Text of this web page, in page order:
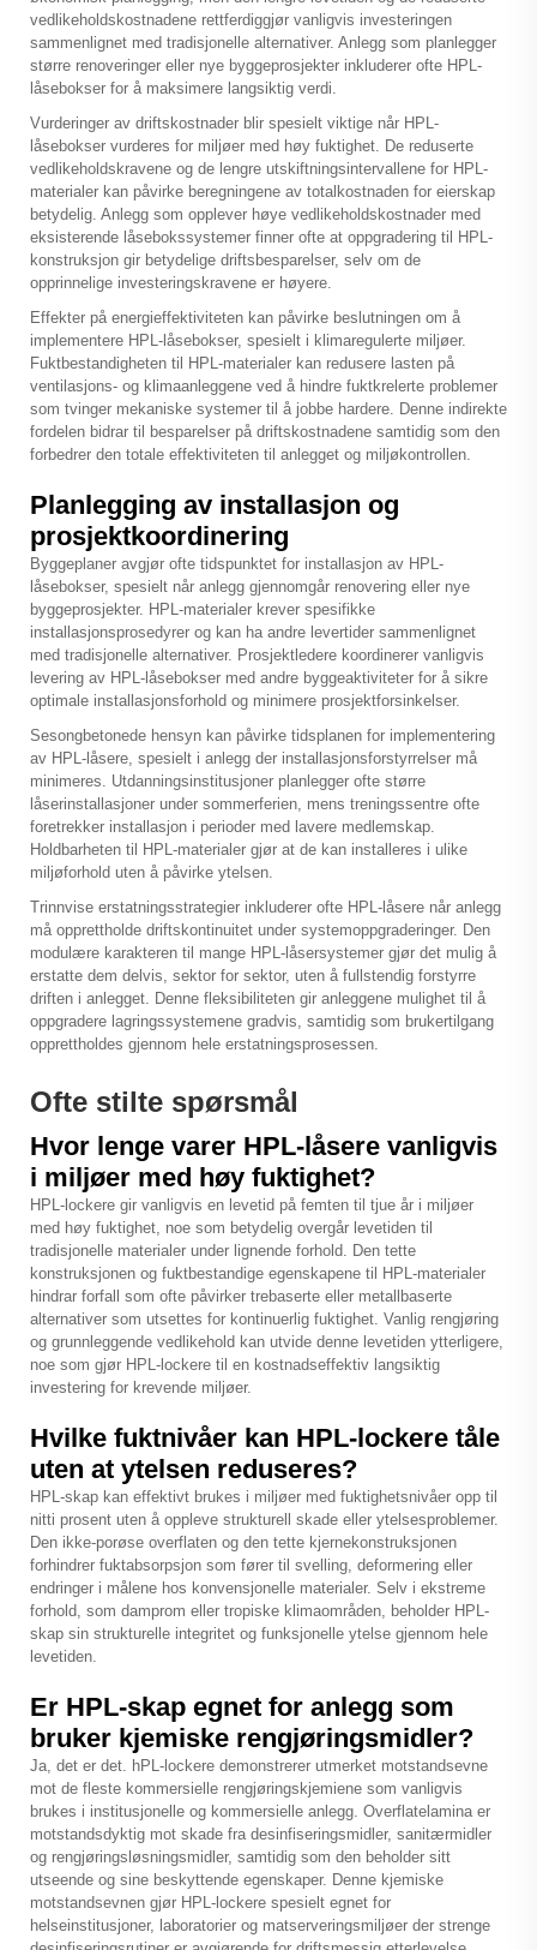
vedlikeholdskostnadene rettferdiggjør vanligvis investeringen
sammenlignet med tradisjonelle alternativer. Anlegg som planlegger
større renoveringer eller nye byggeprosjekter inkluderer ofte HPL-
låsebokser for å maksimere langsiktig verdi.
Vurderinger av driftskostnader blir spesielt viktige når HPL-
låsebokser vurderes for miljøer med høy fuktighet. De reduserte
vedlikeholdskravene og de lengre utskiftningsintervallene for HPL-
materialer kan påvirke beregningene av totalkostnaden for eierskap
betydelig. Anlegg som opplever høye vedlikeholdskostnader med
eksisterende låsebokssystemer finner ofte at oppgradering til HPL-
konstruksjon gir betydelige driftsbesparelser, selv om de
opprinnelige investeringskravene er høyere.
Effekter på energieffektiviteten kan påvirke beslutningen om å
implementere HPL-låsebokser, spesielt i klimaregulerte miljøer.
Fuktbestandigheten til HPL-materialer kan redusere lasten på
ventilasjons- og klimaanleggene ved å hindre fuktkrelerte problemer
som tvinger mekaniske systemer til å jobbe hardere. Denne indirekte
fordelen bidrar til besparelser på driftskostnadene samtidig som den
forbedrer den totale effektiviteten til anlegget og miljøkontrollen.
Planlegging av installasjon og
prosjektkoordinering
Byggeplaner avgjør ofte tidspunktet for installasjon av HPL-
låsebokser, spesielt når anlegg gjennomgår renovering eller nye
byggeprosjekter. HPL-materialer krever spesifikke
installasjonsprosedyrer og kan ha andre levertider sammenlignet
med tradisjonelle alternativer. Prosjektledere koordinerer vanligvis
levering av HPL-låsebokser med andre byggeaktiviteter for å sikre
optimale installasjonsforhold og minimere prosjektforsinkelser.
Sesongbetonede hensyn kan påvirke tidsplanen for implementering
av HPL-låsere, spesielt i anlegg der installasjonsforstyrrelser må
minimeres. Utdanningsinstitusjoner planlegger ofte større
låserinstallasjoner under sommerferien, mens treningssentre ofte
foretrekker installasjon i perioder med lavere medlemskap.
Holdbarheten til HPL-materialer gjør at de kan installeres i ulike
miljøforhold uten å påvirke ytelsen.
Trinnvise erstatningsstrategier inkluderer ofte HPL-låsere når anlegg
må opprettholde driftskontinuitet under systemoppgraderinger. Den
modulære karakteren til mange HPL-låsersystemer gjør det mulig å
erstatte dem delvis, sektor for sektor, uten å fullstendig forstyrre
driften i anlegget. Denne fleksibiliteten gir anleggene mulighet til å
oppgradere lagringssystemene gradvis, samtidig som brukertilgang
opprettholdes gjennom hele erstatningsprosessen.
Ofte stilte spørsmål
Hvor lenge varer HPL-låsere vanligvis
i miljøer med høy fuktighet?
HPL-lockere gir vanligvis en levetid på femten til tjue år i miljøer
med høy fuktighet, noe som betydelig overgår levetiden til
tradisjonelle materialer under lignende forhold. Den tette
konstruksjonen og fuktbestandige egenskapene til HPL-materialer
hindrar forfall som ofte påvirker trebaserte eller metallbaserte
alternativer som utsettes for kontinuerlig fuktighet. Vanlig rengjøring
og grunnleggende vedlikehold kan utvide denne levetiden ytterligere,
noe som gjør HPL-lockere til en kostnadseffektiv langsiktig
investering for krevende miljøer.
Hvilke fuktnivåer kan HPL-lockere tåle
uten at ytelsen reduseres?
HPL-skap kan effektivt brukes i miljøer med fuktighetsnivåer opp til
nitti prosent uten å oppleve strukturell skade eller ytelsesproblemer.
Den ikke-porøse overflaten og den tette kjernekonstruksjonen
forhindrer fuktabsorpsjon som fører til svelling, deformering eller
endringer i målene hos konvensjonelle materialer. Selv i ekstreme
forhold, som damprom eller tropiske klimaområden, beholder HPL-
skap sin strukturelle integritet og funksjonelle ytelse gjennom hele
levetiden.
Er HPL-skap egnet for anlegg som
bruker kjemiske rengjøringsmidler?
Ja, det er det. hPL-lockere demonstrerer utmerket motstandsevne
mot de fleste kommersielle rengjøringskjemiene som vanligvis
brukes i institusjonelle og kommersielle anlegg. Overflatelamina er
motstandsdyktig mot skade fra desinfiseringsmidler, sanitærmidler
og rengjøringsløsningsmidler, samtidig som den beholder sitt
utseende og sine beskyttende egenskaper. Denne kjemiske
motstandsevnen gjør HPL-lockere spesielt egnet for
helseinstitusjoner, laboratorier og matserveringsmiljøer der strenge